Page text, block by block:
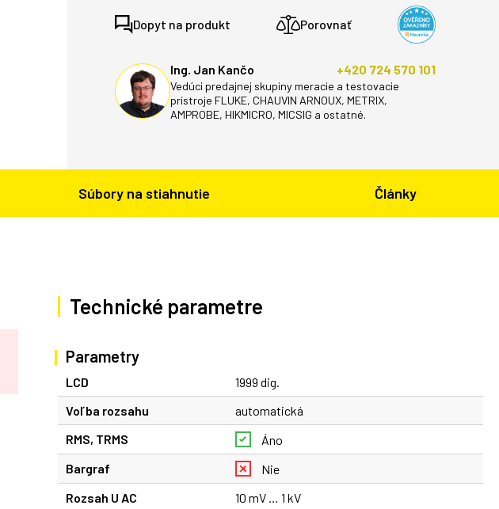
Dopyt na produkt Porovnať
Ing. Jan Kančo +420 724 570 101
Vedúci predajnej skupiny meracie a testovacie
prístroje FLUKE, CHAUVIN ARNOUX, METRIX,
AMPROBE, HIKMICRO, MICSIG a ostatné.
Súbory na stiahnutie Články
Technické parametre
Parametry
LCD
1999 dig.
Voľba rozsahu
automatická
RMS, TRMS
Áno
Bargraf
Nie
Rozsah U AC
10 mV … 1 kV